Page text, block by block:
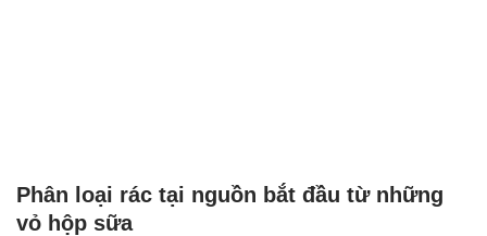
Phân loại rác tại nguồn bắt đầu từ những
vỏ hộp sữa